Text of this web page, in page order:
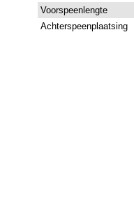
Voorspeenlengte
Achterspeenplaatsing